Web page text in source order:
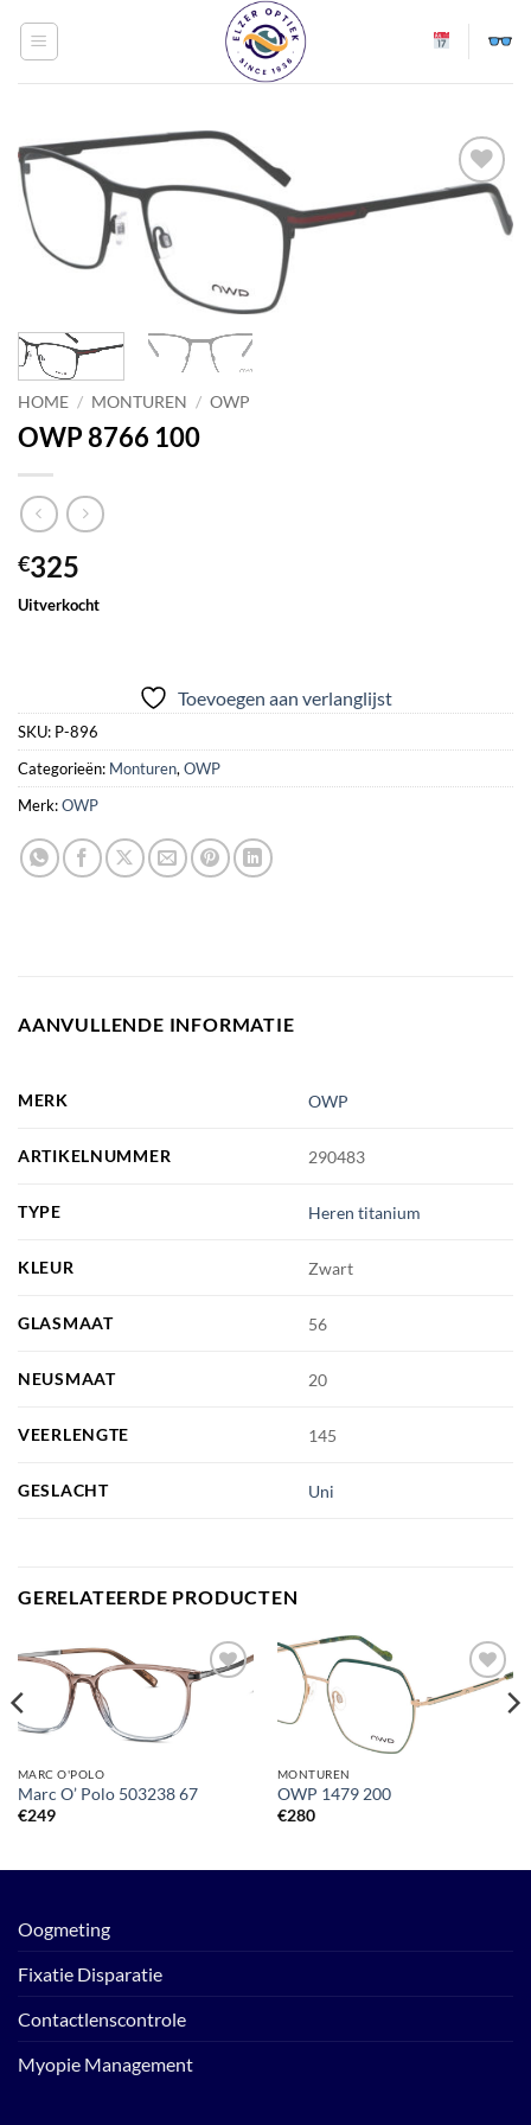
naar
Toevoegen
HOME / MONTUREN / OWP
OWP 8766 100
€325
Uitverkocht
Toevoegen aan verlanglijst
SKU: P-896
Categorieën: Monturen,OWP
Merk:OWP
AANVULLENDE INFORMATIE
MERK OWP
ARTIKELNUMMER 290483
TYPE Heren titanium
KLEUR Zwart
GLASMAAT 56
NEUSMAAT 20
VEERLENGTE 145
GESLACHT Uni
GERELATEERDE PRODUCTEN
Toevoegen
verlanglijst
MARC O'POLO
Marc O’ Polo 503238 67
€249
Toevoegen
MONTUREN
OWP 1479 200
€280
Oogmeting
Fixatie Disparatie
Contactlenscontrole
Myopie Management